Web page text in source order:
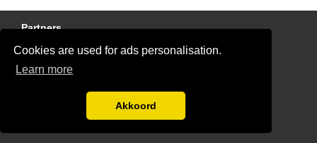
Cookies are used for ads personalisation.
Learn more
Akkoord
Partners
Gratis Stucadoor Offertes
Disclaimer